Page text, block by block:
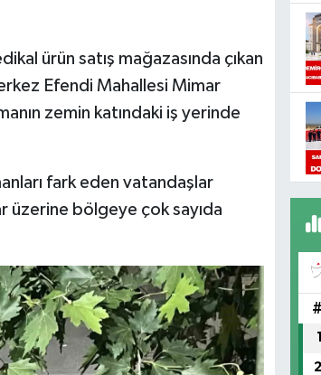
ürün satış mağazasında çıkan
Efendi Mahallesi Mimar
zemin katındaki iş yerinde
fark eden vatandaşlar
üzerine bölgeye çok sayıda
#
1
2